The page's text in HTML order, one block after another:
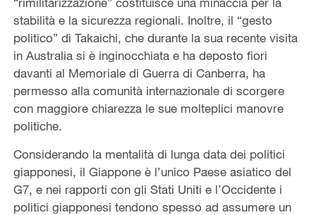
stabilità e la sicurezza regionali. Inoltre, il “gesto
politico” di Takaichi, che durante la sua recente visita
in Australia si è inginocchiata e ha deposto fiori
davanti al Memoriale di Guerra di Canberra, ha
permesso alla comunità internazionale di scorgere
con maggiore chiarezza le sue molteplici manovre
politiche.
Considerando la mentalità di lunga data dei politici
giapponesi, il Giappone è l’unico Paese asiatico del
G7, e nei rapporti con gli Stati Uniti e l’Occidente i
politici giapponesi tendono spesso ad assumere un